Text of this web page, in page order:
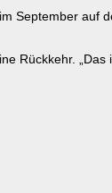
auf
Rückkehr.